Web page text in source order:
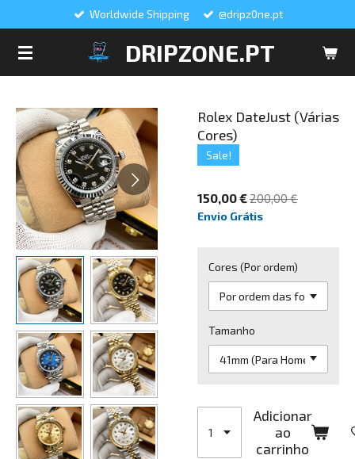
DRIPZONE.PT
Worldwide Shipping @dripz0ne.pt
Rolex DateJust (Várias
Cores)
Sale!
150,00 €200,00 €
Envio Grátis
Cores (Por ordem)
Tamanho
Adicionar
ao
carrinho